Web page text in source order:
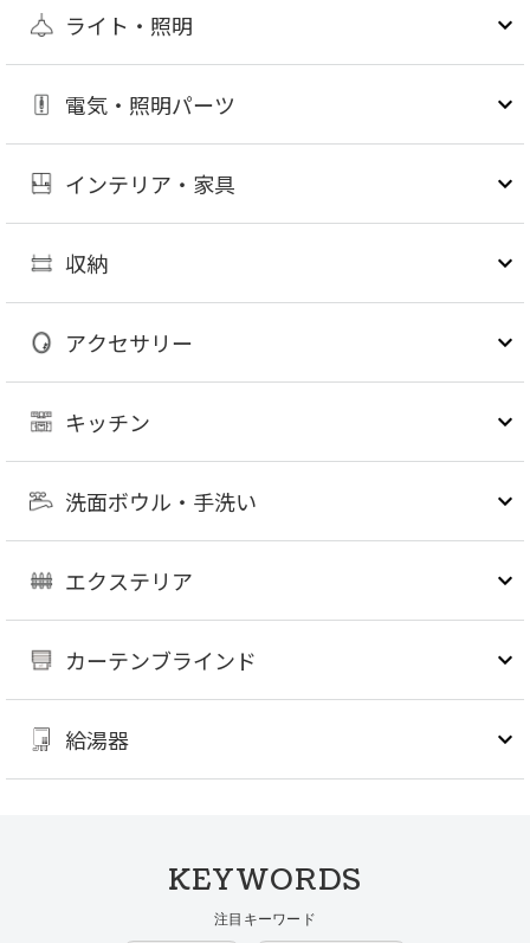
ライト・照明
電気・照明パーツ
インテリア・家具
収納
アクセサリー
キッチン
洗面ボウル・手洗い
エクステリア
カーテンブラインド
給湯器
KEYWORDS
注目キーワード